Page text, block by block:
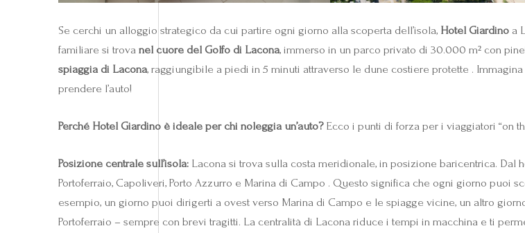
Se cerchi un alloggio strategico da cui partire ogni giorno alla scoperta dell’isola, Hotel Giardino a
familiare si trova nel cuore del Golfo di Lacona, immerso in un parco privato di 30.000 m² con
spiaggia di Lacona, raggiungibile a piedi in 5 minuti attraverso le dune costiere protette .
prendere l’auto!
Perché Hotel Giardino è ideale per chi noleggia un’auto?Ecco i punti di forza per i viaggiatori “on
Posizione centrale sull’isola: Lacona si trova sulla costa meridionale, in posizione baricentrica. Dal
Portoferraio, Capoliveri, Porto Azzurro e Marina di Campo . Questo significa che ogni giorno puoi
esempio, un giorno puoi dirigerti a ovest verso Marina di Campo e le spiagge vicine, un altro
Portoferraio – sempre con brevi tragitti. La centralità di Lacona riduce i tempi in macchina e ti